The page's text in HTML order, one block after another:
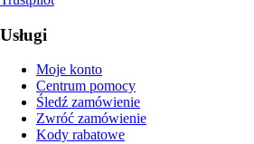
Usługi
Moje konto
Centrum pomocy
Śledź zamówienie
Zwróć zamówienie
Kody rabatowe